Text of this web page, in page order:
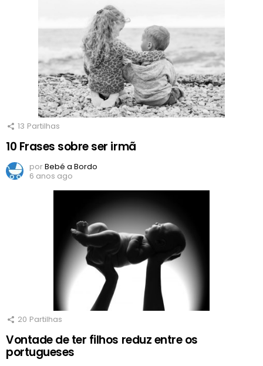
13 Partilhas
10 Frases sobre ser irmã
porBebé a Bordo
6 anos ago
20 Partilhas
Vontade de ter filhos reduz entre os
portugueses